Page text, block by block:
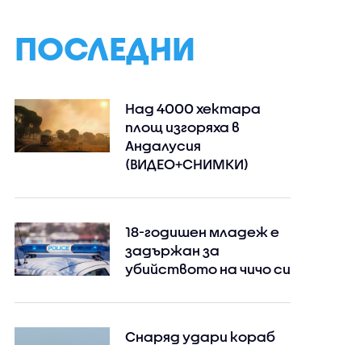
ПОСЛЕДНИ
Над 4000 хектара
площ изгоряха в
Андалусия
(ВИДЕО+СНИМКИ)
18-годишен младеж е
задържан за
убийството на чичо си
Снаряд удари кораб